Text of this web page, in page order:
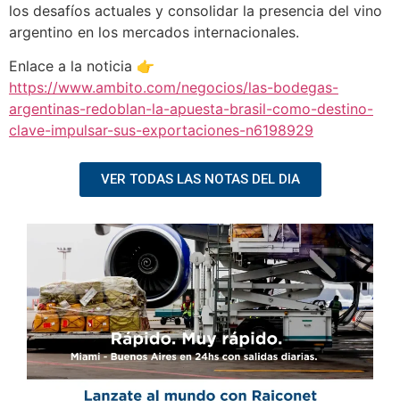
los desafíos actuales y consolidar la presencia del vino
argentino en los mercados internacionales.
Enlace a la noticia 👉
https://www.ambito.com/negocios/las-bodegas-
argentinas-redoblan-la-apuesta-brasil-como-destino-
clave-impulsar-sus-exportaciones-n6198929
VER TODAS LAS NOTAS DEL DIA